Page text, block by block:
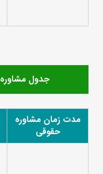
جدول
مدت زمان مشاوره
حقوقی